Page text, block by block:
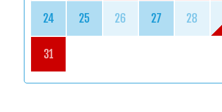
24 25 26 27 28
31